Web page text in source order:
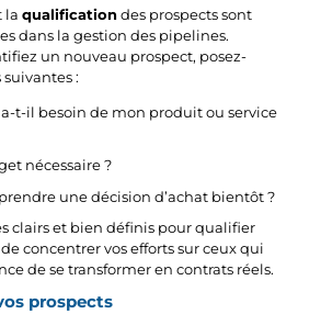
laqualification des prospects sont
dans la gestion des pipelines.
un nouveau prospect, posez-
:
a-t-il besoin de mon produit ou service
nécessaire ?
une décision d’achat bientôt ?
clairs et bien définis pour qualifier
concentrer vos efforts sur ceux qui
de se transformer en contrats réels.
prospects